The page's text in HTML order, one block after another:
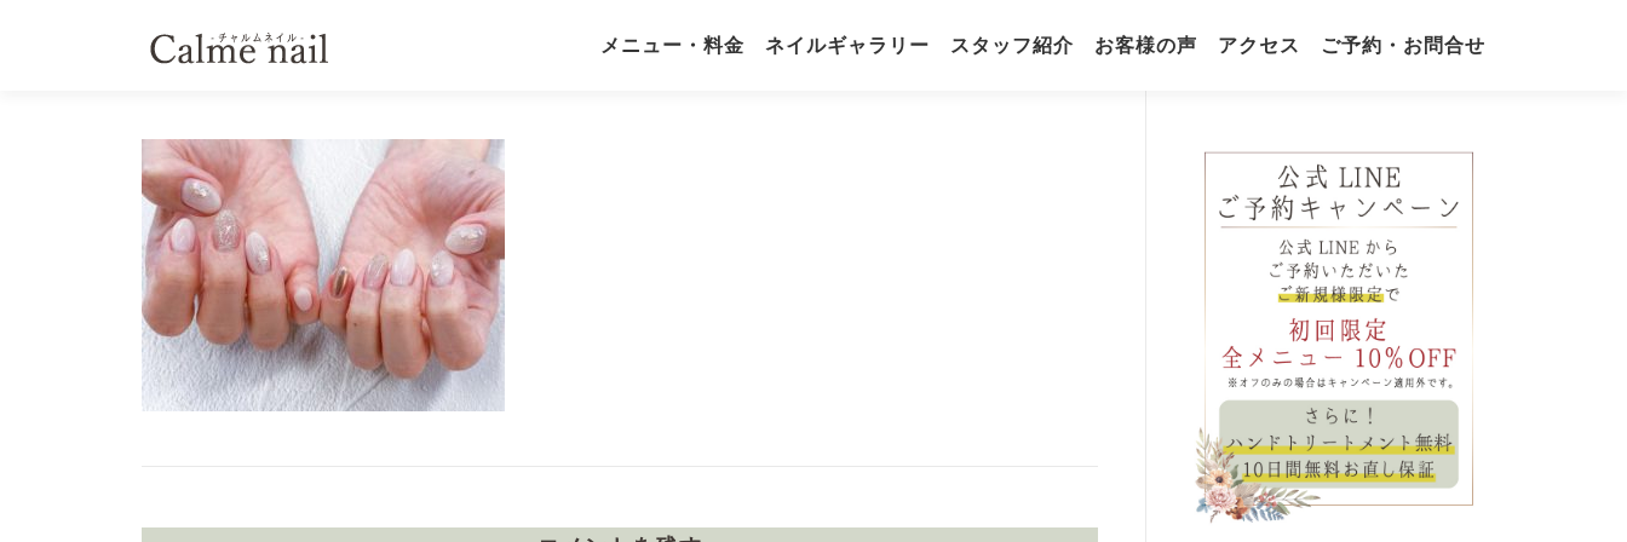
メニュー・料金 ネイルギャラリー スタッフ紹介 お客様の声 アクセス ご予約・お問合せ